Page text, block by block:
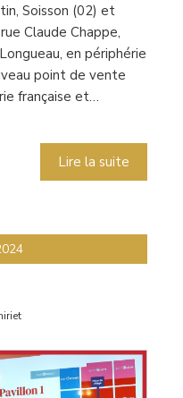
Soisson (02) et
Claude Chappe,
en périphérie
point de vente
française et…
Lire la suite